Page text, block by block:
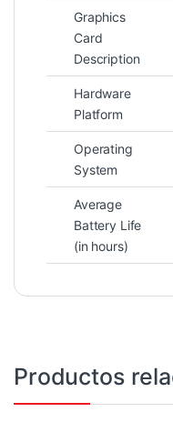
Graphics
Card
Description
Hardware
Platform
Operating
System
Average
Battery Life
(in hours)
Productos